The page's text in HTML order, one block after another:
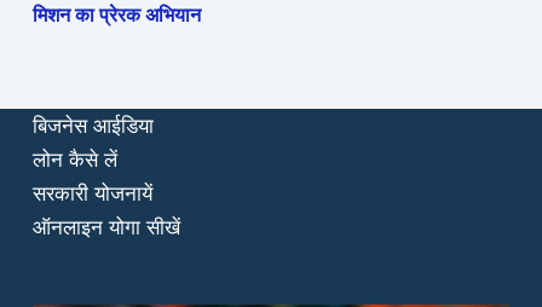
मिशन का प्रेरक अभियान
बिजनेस आईडिया
लोन कैसे लें
सरकारी योजनायें
ऑनलाइन योगा सीखें